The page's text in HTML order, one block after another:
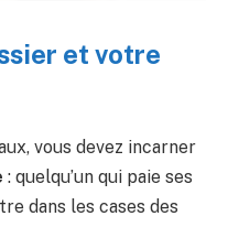
et votre
vous devez incarner
: quelqu’un qui paie ses
dans les cases des